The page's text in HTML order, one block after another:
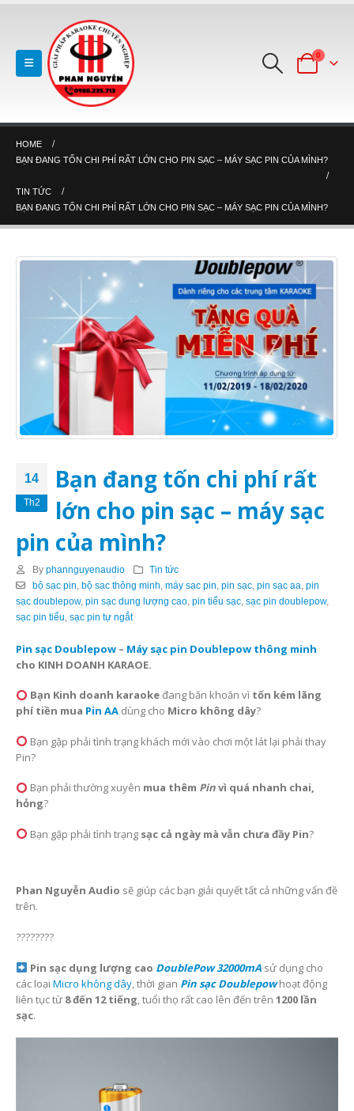
0
HOME
BẠN ĐANG TỐN CHI PHÍ RẤT LỚN CHO PIN SẠC – MÁY SẠC PIN CỦA MÌNH?
TIN TỨC
BẠN ĐANG TỐN CHI PHÍ RẤT LỚN CHO PIN SẠC – MÁY SẠC PIN CỦA MÌNH?
14
Th2
Bạn đang tốn chi phí rất
lớn cho pin sạc – máy sạc
pin của mình?
By phannguyenaudio
Tin tức
bộ sạc pin bộ sạc thông minh máy sạc pin pin sạc, pin sạc aa pin
sạc doublepow, pin sạc dung lượng cao pin tiểu sạc sạc pin doublepow,
sạc pin tiểu sạc pin tự ngắt
Pin sạc Doublepow – Máy sạc pin Doublepow thông minh
cho KINH DOANH KARAOE.
Bạn Kinh doanh karaokeđang băn khoăn vì tốn kém lãng
phí tiền mua Pin AA dùng cho Micro không dây?
Bạn gặp phải tình trạng khách mới vào chơi một lát lại phải thay
Pin?
Bạn phải thường xuyên mua thêm Pinvì quá nhanh chai,
hỏng?
Bạn gặp phải tình trạng sạc cả ngày mà vẫn chưa đầy Pin?